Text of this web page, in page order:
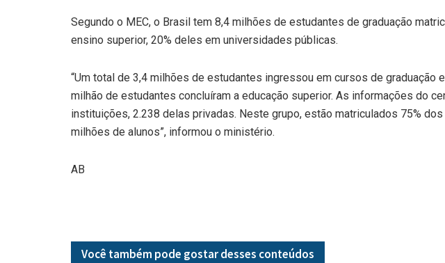
Segundo o MEC, o Brasil tem 8,4 milhões de estudantes de graduação
ensino superior, 20% deles em universidades públicas.
“Um total de 3,4 milhões de estudantes ingressou em cursos de graduação
milhão de estudantes concluíram a educação superior. As informações do
instituições, 2.238 delas privadas. Neste grupo, estão matriculados 75%
milhões de alunos”, informou o ministério.
AB
Você também pode gostar desses conteúdos